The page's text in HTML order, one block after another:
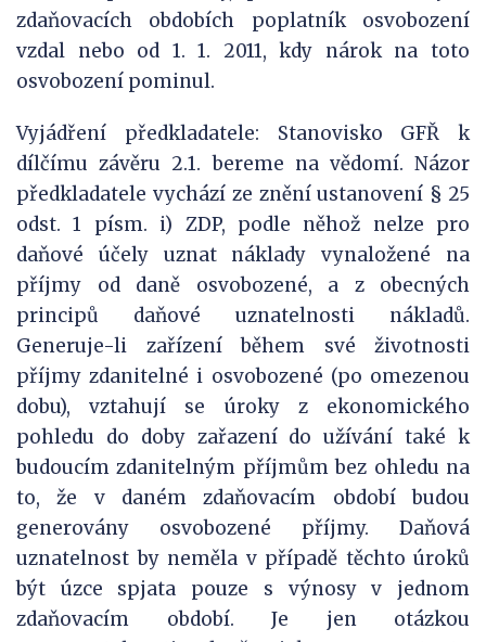
zdaňovacích obdobích poplatník osvobození
vzdal nebo od 1. 1. 2011, kdy nárok na toto
osvobození pominul.
Vyjádření předkladatele: Stanovisko GFŘ k
dílčímu závěru 2.1. bereme na vědomí. Názor
předkladatele vychází ze znění ustanovení § 25
odst. 1 písm. i) ZDP, podle něhož nelze pro
daňové účely uznat náklady vynaložené na
příjmy od daně osvobozené, a z obecných
principů daňové uznatelnosti nákladů.
Generuje-li zařízení během své životnosti
příjmy zdanitelné i osvobozené (po omezenou
dobu), vztahují se úroky z ekonomického
pohledu do doby zařazení do užívání také k
budoucím zdanitelným příjmům bez ohledu na
to, že v daném zdaňovacím období budou
generovány osvobozené příjmy. Daňová
uznatelnost by neměla v případě těchto úroků
být úzce spjata pouze s výnosy v jednom
zdaňovacím období. Je jen otázkou